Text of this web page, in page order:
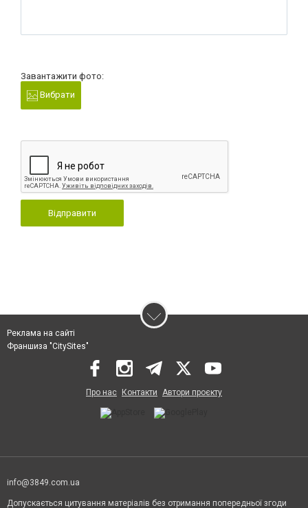
Завантажити фото:
Вибрати
Відправити
Реклама на сайті
Франшиза "CitySites"
Про нас Контакти Автори проєкту
info@3849.com.ua
Допускається цитування матеріалів без отримання попередньої згоди